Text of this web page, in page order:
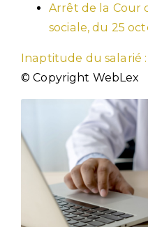
Arrêt de la Cour
sociale, du 25
Inaptitude du salarié :
© Copyright WebLex